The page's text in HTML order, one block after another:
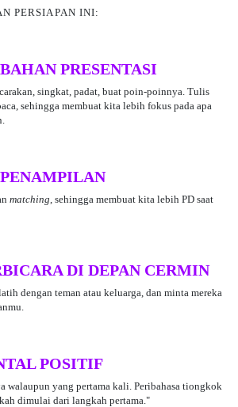
PERSIAPAN INI:
PRESENTASI
singkat, padat, buat poin-poinnya. Tulis
sehingga membuat kita lebih fokus pada apa
matching, sehingga membuat kita lebih PD saat
DI DEPAN CERMIN
dengan teman atau keluarga, dan minta mereka
POSITIF
walaupun yang pertama kali. Peribahasa tiongkok
dimulai dari langkah pertama."